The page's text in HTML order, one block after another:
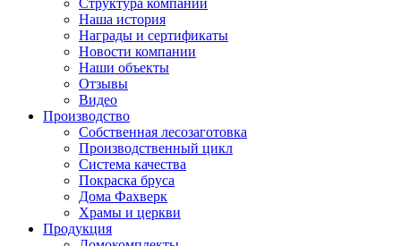
Структура компании
Наша история
Награды и сертификаты
Новости компании
Наши объекты
Отзывы
Видео
Производство
Собственная лесозаготовка
Производственный цикл
Система качества
Покраска бруса
Дома Фахверк
Храмы и церкви
Продукция